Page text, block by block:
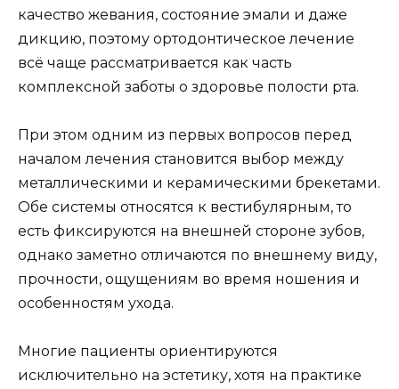
качество жевания, состояние эмали и даже
дикцию, поэтому ортодонтическое лечение
всё чаще рассматривается как часть
комплексной заботы о здоровье полости рта.
При этом одним из первых вопросов перед
началом лечения становится выбор между
металлическими и керамическими брекетами.
Обе системы относятся к вестибулярным, то
есть фиксируются на внешней стороне зубов,
однако заметно отличаются по внешнему виду,
прочности, ощущениям во время ношения и
особенностям ухода.
Многие пациенты ориентируются
исключительно на эстетику, хотя на практике